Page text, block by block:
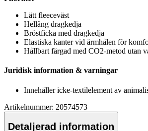
Lätt fleeceväst
Hellång dragkedja
Bröstficka med dragkedja
Elastiska kanter vid ärmhålen för
Hållbart färgad med CO2-metod utan
Juridisk information & varningar
Innehåller icke-textilelement av
Artikelnummer: 20574573
Detaljerad information